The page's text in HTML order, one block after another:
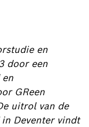
en
door een
GReen
uitrol van de
Deventer vindt